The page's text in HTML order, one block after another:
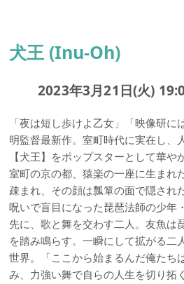
犬王 (Inu-Oh)
2023年3月21日(火)
「夜は短し歩けよ乙女」「映像研
明監督最新作。室町時代に実在し、
【犬王】をポップスターとして華や
室町の京の都、猿楽の一座に生まれ
疎まれ、その顔は瓢箪の面で隠され
呪いで盲目になった琵琶法師の少年
先に、歌と舞を交わす二人。友魚は
を踏み鳴らす。一瞬にして拡がる二
世界。「ここから始まるんだ俺たち
み、力強い舞で自らの人生を切り拓